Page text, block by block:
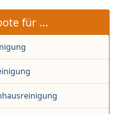
für ...